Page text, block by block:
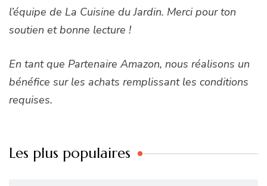
l’équipe de La Cuisine du Jardin. Merci pour ton
soutien et bonne lecture !
En tant que Partenaire Amazon, nous réalisons un
bénéfice sur les achats remplissant les conditions
requises.
Les plus populaires